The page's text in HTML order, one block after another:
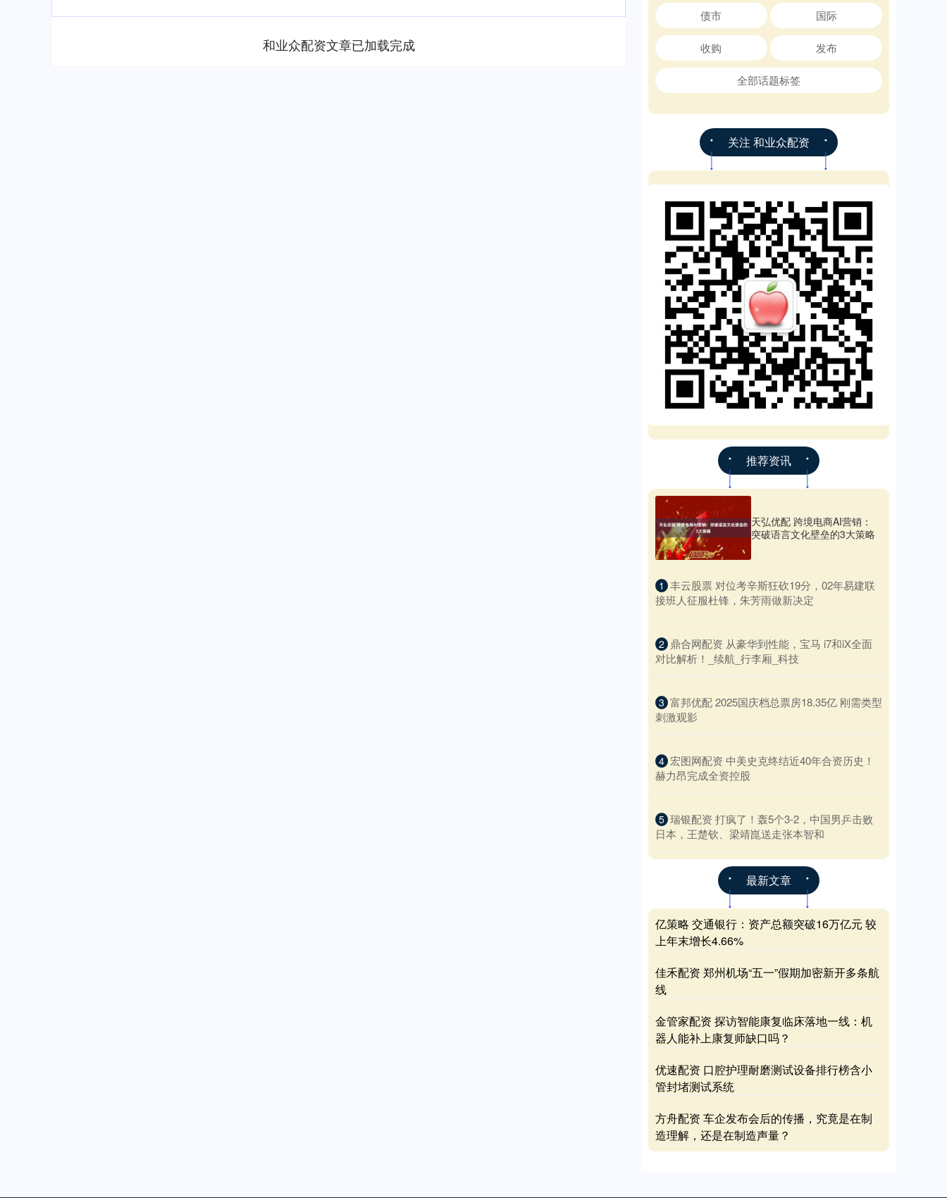
和业众配资文章已加载完成
债市 国际
收购 发布
全部话题标签
关注 和业众配资
推荐资讯
天弘优配 跨境电商AI营销：
突破语言文化壁垒的3大策略
1 ​丰云股票 对位考辛斯狂砍19分，02年易建联
接班人征服杜锋，朱芳雨做新决定
2 ​鼎合网配资 从豪华到性能，宝马 i7和iX全面
对比解析！_续航_行李厢_科技
3 ​富邦优配 2025国庆档总票房18.35亿 刚需类型
刺激观影
4 ​宏图网配资 中美史克终结近40年合资历史！
赫力昂完成全资控股
5 ​瑞银配资 打疯了！轰5个3-2，中国男乒击败
日本，王楚钦、梁靖崑送走张本智和
最新文章
亿策略 交通银行：资产总额突破16万亿元 较
上年末增长4.66%
佳禾配资 郑州机场“五一”假期加密新开多条航
线
金管家配资 探访智能康复临床落地一线：机
器人能补上康复师缺口吗？
优速配资 口腔护理耐磨测试设备排行榜含小
管封堵测试系统
方舟配资 车企发布会后的传播，究竟是在制
造理解，还是在制造声量？